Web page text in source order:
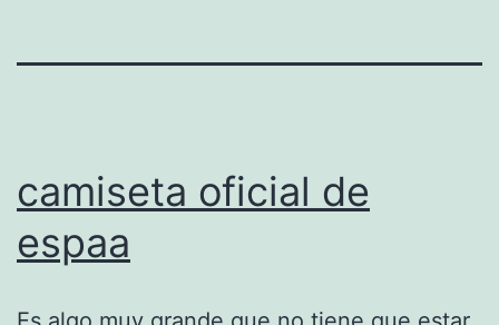
camiseta oficial de
espaa